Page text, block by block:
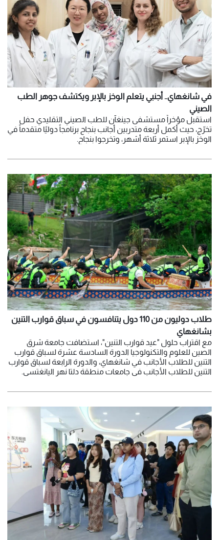
في شانغهاي.. أجنبي يتعلم الوخز بالإبر ويكتشف جوهر الطب
الصيني
استقبل مؤخراً مستشفى جينغآن للطب الصيني التقليدي حفل
تخرّج، حيث أكمل أربعة متدربين أجانب بنجاح برنامجاً دوليًا متقدماً في
الوخز بالإبر استمر ثلاثة أشهر، وتخرجوا بنجاح.
طلاب دوليون من 110 دول يتنافسون في سباق قوارب التنين
بشانغهاي
مع اقتراب حلول "عيد قوارب التنين"، استضافت جامعة شرق
الصين للعلوم والتكنولوجيا الدورة السادسة عشرة لسباق قوارب
التنين للطلاب الأجانب في شانغهاي، والدورة الرابعة لسباق قوارب
التنين للطلاب الأجانب في جامعات منطقة دلتا نهر اليانغتسي.